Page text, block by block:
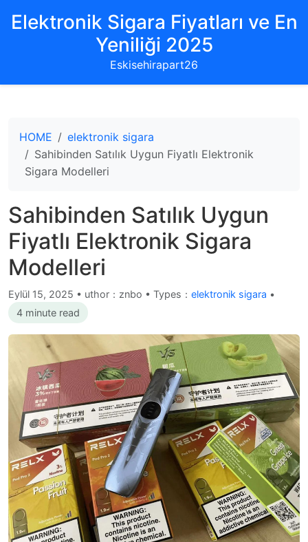
Elektronik Sigara Fiyatları ve En
Yeniliği 2025
Eskisehirapart26
HOME
elektronik sigara
Sahibinden Satılık Uygun Fiyatlı Elektronik
Sigara Modelleri
Sahibinden Satılık Uygun
Fiyatlı Elektronik Sigara
Modelleri
Eylül 15, 2025 • uthor：znbo • Types： elektronik sigara •
4 minute read